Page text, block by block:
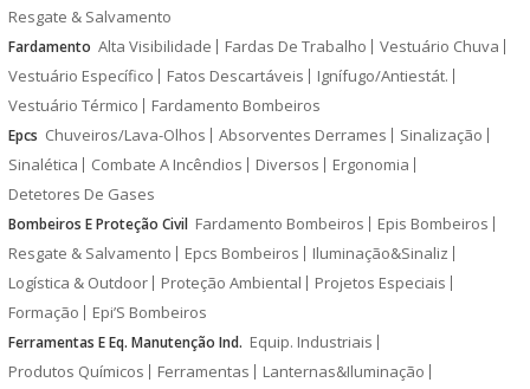
Resgate & Salvamento
Fardamento Alta Visibilidade Fardas De Trabalho
Vestuário Chuva
Vestuário Específico
Fatos Descartáveis
Ignífugo/Antiestát.
Vestuário Térmico
Fardamento Bombeiros
Epcs Chuveiros/Lava-Olhos Absorventes Derrames
Sinalização
Sinalética
Combate A Incêndios Diversos
Ergonomia
Detetores De Gases
Bombeiros E Proteção Civil Fardamento Bombeiros
Epis Bombeiros
Resgate & Salvamento
Epcs Bombeiros
Iluminação&Sinaliz
Logística & Outdoor
Proteção Ambiental
Projetos Especiais
Formação
Epi’S Bombeiros
Ferramentas E Eq. Manutenção Ind. Equip. Industriais
Produtos Químicos
Ferramentas
Lanternas&Iluminação